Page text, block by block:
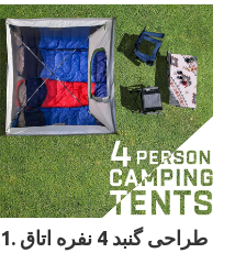
1. طراحی گنبد 4 نفره اتاق